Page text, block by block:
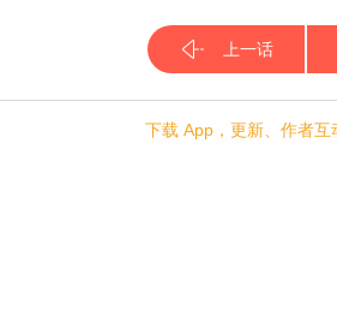
上一话
下载 App，更新、作者